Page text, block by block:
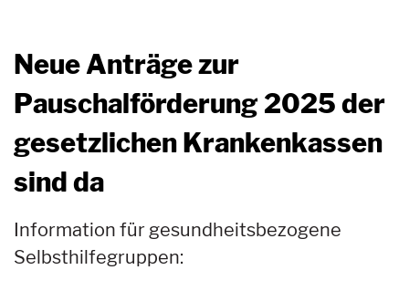
Neue Anträge zur
Pauschalförderung 2025 der
gesetzlichen Krankenkassen
sind da
Information für gesundheitsbezogene
Selbsthilfegruppen: